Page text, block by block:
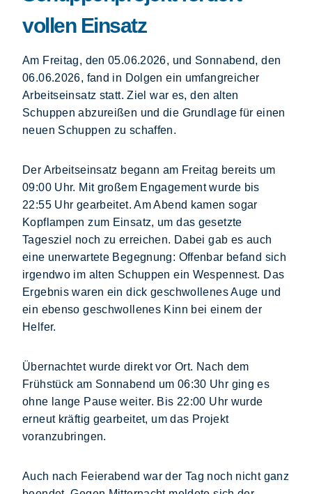
vollen Einsatz
Am Freitag, den 05.06.2026, und Sonnabend, den
06.06.2026, fand in Dolgen ein umfangreicher
Arbeitseinsatz statt. Ziel war es, den alten
Schuppen abzureißen und die Grundlage für einen
neuen Schuppen zu schaffen.
Der Arbeitseinsatz begann am Freitag bereits um
09:00 Uhr. Mit großem Engagement wurde bis
22:55 Uhr gearbeitet. Am Abend kamen sogar
Kopflampen zum Einsatz, um das gesetzte
Tagesziel noch zu erreichen. Dabei gab es auch
eine unerwartete Begegnung: Offenbar befand sich
irgendwo im alten Schuppen ein Wespennest. Das
Ergebnis waren ein dick geschwollenes Auge und
ein ebenso geschwollenes Kinn bei einem der
Helfer.
Übernachtet wurde direkt vor Ort. Nach dem
Frühstück am Sonnabend um 06:30 Uhr ging es
ohne lange Pause weiter. Bis 22:00 Uhr wurde
erneut kräftig gearbeitet, um das Projekt
voranzubringen.
Auch nach Feierabend war der Tag noch nicht ganz